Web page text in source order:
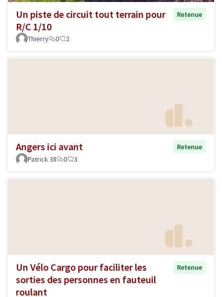
Un piste de circuit tout terrain pour
R/C 1/10
Retenue
Thierry 0 2
Angers ici avant
Retenue
Patrick 38
0 3
Un Vélo Cargo pour faciliter les
sorties des personnes en fauteuil
roulant
Retenue